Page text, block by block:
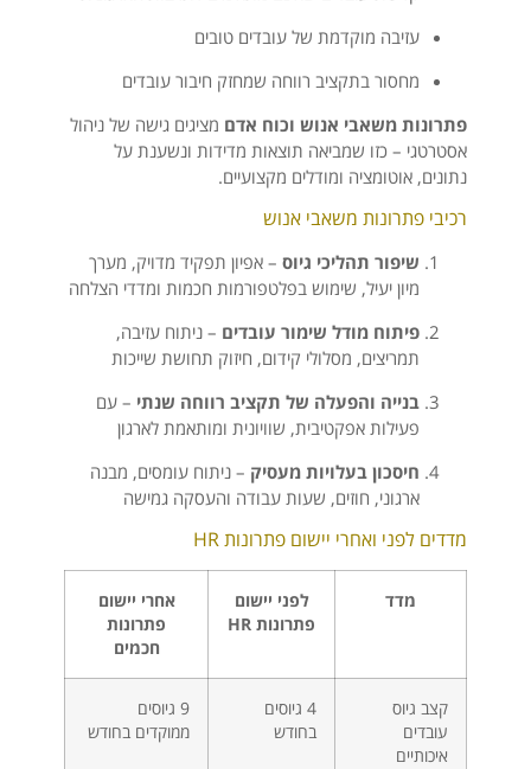
עזיבה מוקדמת של עובדים טובים
מחסור בתקציב רווחה שמחזק חיבור עובדים
פתרונות משאבי אנוש וכוח אדם מציגים גישה של ניהול
אסטרטגי – כזו שמביאה תוצאות מדידות ונשענת על
נתונים, אוטומציה ומודלים מקצועיים.
רכיבי פתרונות משאבי אנוש
שיפור תהליכי גיוס – אפיון תפקיד מדויק, מערך
מיון יעיל, שימוש בפלטפורמות חכמות ומדדי הצלחה
פיתוח מודל שימור עובדים – ניתוח עזיבה,
תמריצים, מסלולי קידום, חיזוק תחושת שייכות
בנייה והפעלה של תקציב רווחה שנתי – עם
פעילות אפקטיבית, שוויונית ומותאמת לארגון
חיסכון בעלויות מעסיק – ניתוח עומסים, מבנה
ארגוני, חוזים, שעות עבודה והעסקה גמישה
מדדים לפני ואחרי יישום פתרונות HR
מדד
לפני יישום
פתרונות HR
אחרי יישום
פתרונות
חכמים
קצב גיוס
עובדים
איכותיים
4 גיוסים
בחודש
9 גיוסים
ממוקדים בחודש